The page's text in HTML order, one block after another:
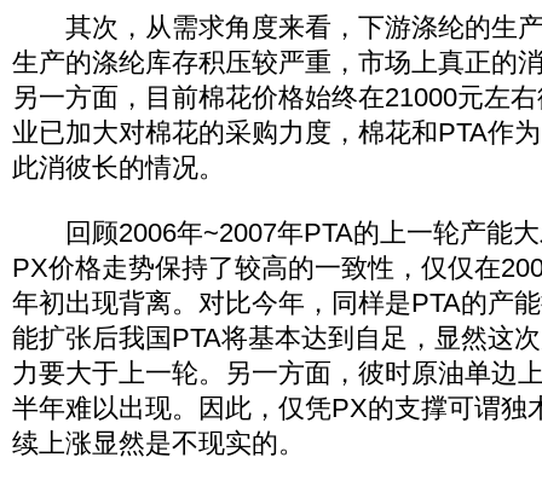
其次，从需求角度来看，下游涤纶的生
生产的涤纶库存积压较严重，市场上真正的
另一方面，目前棉花价格始终在21000元左
业已加大对棉花的采购力度，棉花和PTA作
此消彼长的情况。
回顾2006年~2007年PTA的上一轮产能大
PX价格走势保持了较高的一致性，仅仅在
年初出现背离。对比今年，同样是PTA的产
能扩张后我国PTA将基本达到自足，显然这
力要大于上一轮。另一方面，彼时原油单边
半年难以出现。因此，仅凭PX的支撑可谓独
续上涨显然是不现实的。